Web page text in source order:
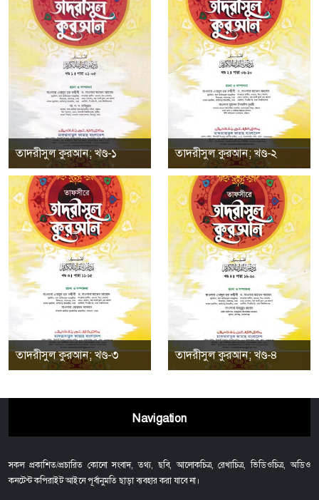
তাদরীসুল কুরআন; খণ্ড-১ তাদরীসুল কুরআন; খণ্ড-২
তাদরীসুল কুরআন; খণ্ড-৩ তাদরীসুল কুরআন; খণ্ড-৪
Navigation
সকল প্রকাশিত/প্রচারিত কোনো সংবাদ, তথ্য, ছবি, আলোকচিত্র, রেখাচিত্র, ভিডিওচিত্র, অডিও
কনটেন্ট কপিরাইট আইনে পূর্বানুমতি ছাড়া ব্যবহার করা যাবে না।